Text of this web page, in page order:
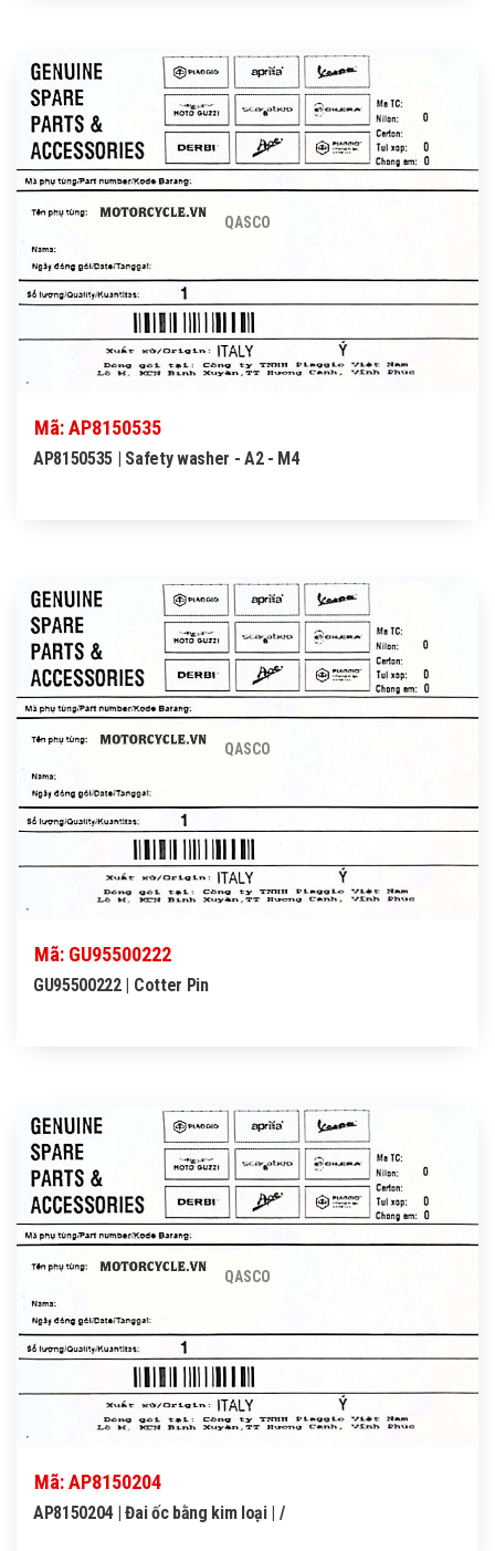
QASCO
Mã: AP8150535
AP8150535 | Safety washer - A2 - M4
QASCO
Mã: GU95500222
GU95500222 | Cotter Pin
QASCO
Mã: AP8150204
AP8150204 | Đai ốc bằng kim loại | /